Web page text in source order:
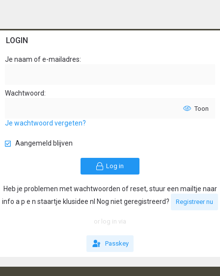
LOGIN
Je naam of e-mailadres
Wachtwoord
Toon
Je wachtwoord vergeten?
Aangemeld blijven
Log in
Heb je problemen met wachtwoorden of reset, stuur een mailtje naar
info a p e n staartje klusidee nl Nog niet geregistreerd?
Registreer nu
or log in via
Passkey